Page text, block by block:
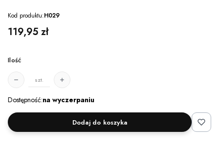
Kod produktu:H029
Cena
119,95 zł
Ilość
szt.
Dostępność:na wyczerpaniu
Dodaj do koszyka